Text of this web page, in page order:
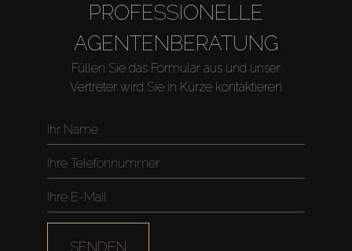
Kaufen
Miete
PROFESSIONELLE
AGENTENBERATUNG
Füllen Sie das Formular aus und unser
Vertreter wird Sie in Kürze kontaktieren
SENDEN